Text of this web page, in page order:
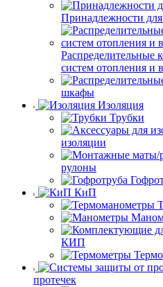
Принадлежности
Распределительные
систем отопления и
шкафы
Изоляция
Трубки
изоляции
рулоны
КиП
КИП
протечек